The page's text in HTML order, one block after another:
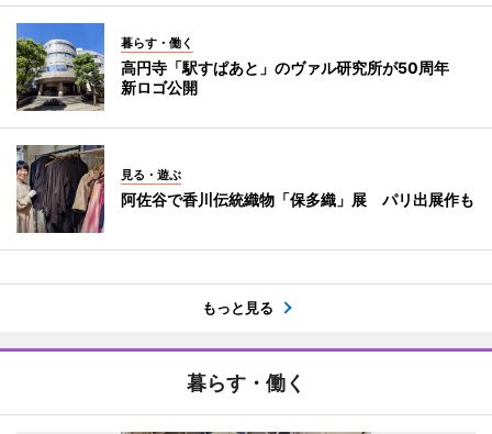
暮らす・働く
高円寺「駅すぱあと」のヴァル研究所が50周年
新ロゴ公開
見る・遊ぶ
阿佐谷で香川伝統織物「保多織」展 パリ出展作も
もっと見る
暮らす・働く